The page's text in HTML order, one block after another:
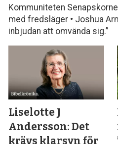
Kommuniteten
med fredsläger • Joshua
inbjudan att omvända sig.”
Liselotte J
Andersson: Det
krävs klarsyn för